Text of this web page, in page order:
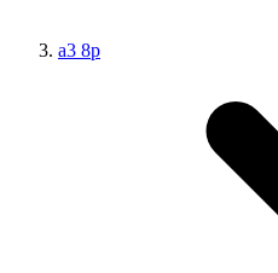
а3 8р